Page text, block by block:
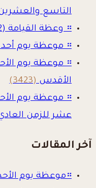
التاسع
። وعظة القيامة (2)
። موعظة يوم أحد
።
الأقدس(3423)
።
عشر للزمن
آخر المقالات
።